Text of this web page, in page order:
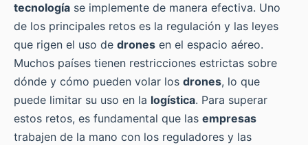
tecnología se implemente de manera efectiva. Uno
de los principales retos es la regulación y las leyes
que rigen el uso de drones en el espacio aéreo.
Muchos países tienen restricciones estrictas sobre
dónde y cómo pueden volar los drones, lo que
puede limitar su uso en la logística. Para superar
estos retos, es fundamental que las empresas
trabajen de la mano con los reguladores y las